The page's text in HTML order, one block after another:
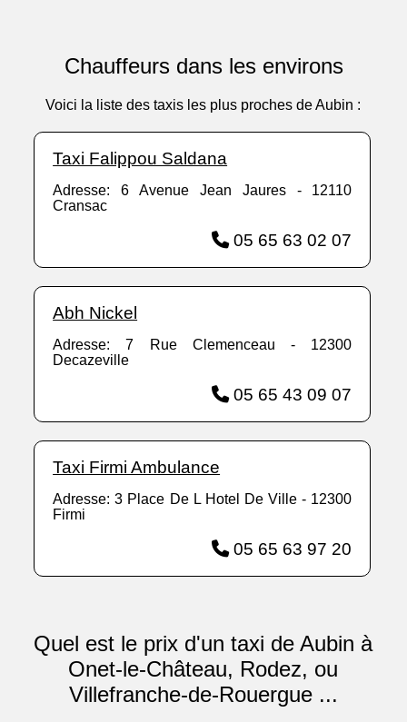
Chauffeurs dans les environs
Voici la liste des taxis les plus proches de Aubin :
Taxi Falippou Saldana
Adresse: 6 Avenue Jean Jaures - 12110
Cransac
05 65 63 02 07
Abh Nickel
Adresse: 7 Rue Clemenceau - 12300
Decazeville
05 65 43 09 07
Taxi Firmi Ambulance
Adresse: 3 Place De L Hotel De Ville - 12300
Firmi
05 65 63 97 20
Quel est le prix d'un taxi de Aubin à
Onet-le-Château, Rodez, ou
Villefranche-de-Rouergue ...